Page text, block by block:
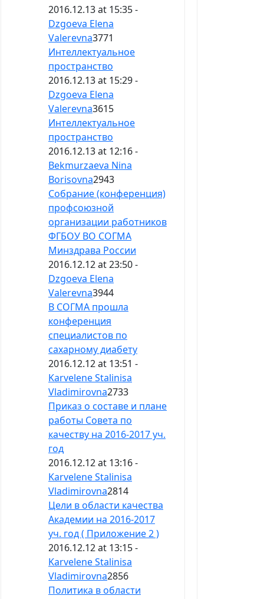
2016.12.13 at 15:35 -
Dzgoeva Elena
Valerevna3771
Интеллектуальное
пространство
2016.12.13 at 15:29 -
Dzgoeva Elena
Valerevna3615
Интеллектуальное
пространство
2016.12.13 at 12:16 -
Bekmurzaeva Nina
Borisovna2943
Собрание (конференция)
профсоюзной
организации работников
ФГБОУ ВО СОГМА
Минздрава России
2016.12.12 at 23:50 -
Dzgoeva Elena
Valerevna3944
В СОГМА прошла
конференция
специалистов по
сахарному диабету
2016.12.12 at 13:51 -
Karvelene Stalinisa
Vladimirovna2733
Приказ о составе и плане
работы Совета по
качеству на 2016-2017 уч.
год
2016.12.12 at 13:16 -
Karvelene Stalinisa
Vladimirovna2814
Цели в области качества
Академии на 2016-2017
уч. год ( Приложение 2 )
2016.12.12 at 13:15 -
Karvelene Stalinisa
Vladimirovna2856
Политика в области